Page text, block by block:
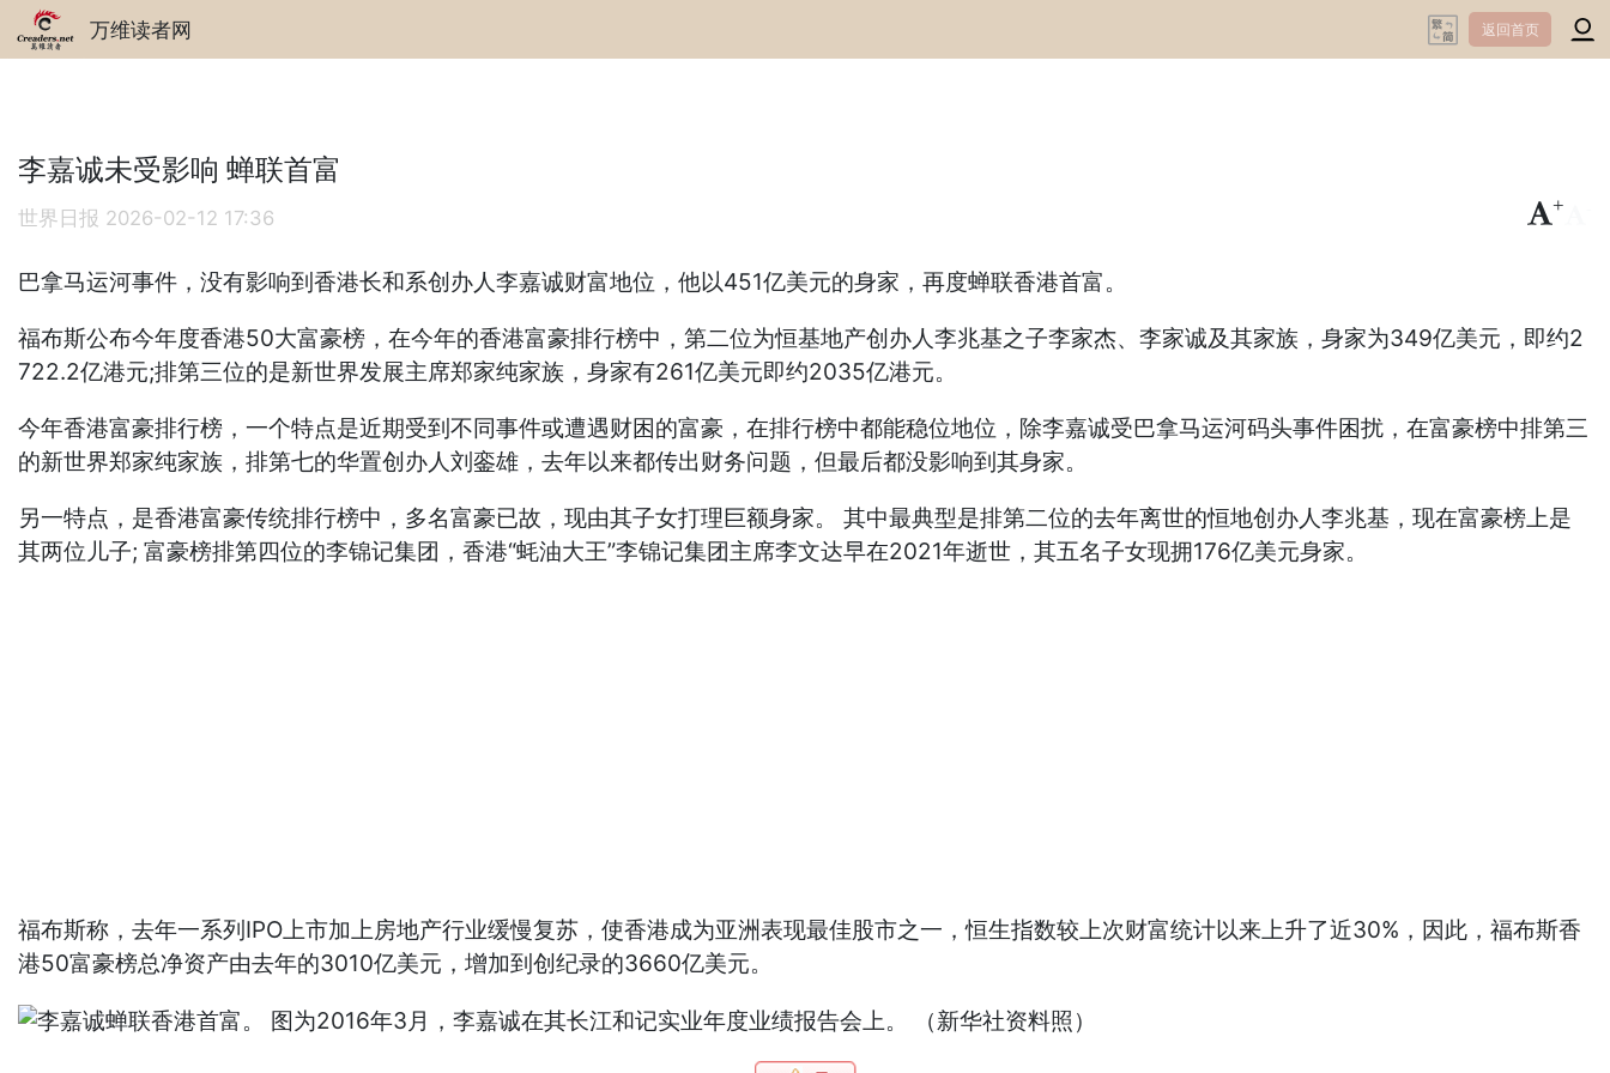
万维读者网 返回首页
李嘉诚未受影响 蝉联首富
世界日报 2026-02-12 17:36
+
巴拿马运河事件，没有影响到香港长和系创办人李嘉诚财富地位，他以451亿美元的身家，再度蝉联香港首富。
福布斯公布今年度香港50大富豪榜，在今年的香港富豪排行榜中，第二位为恒基地产创办人李兆基之子李家杰、李家诚及其家族，身家为349亿美元，即约2
722.2亿港元;排第三位的是新世界发展主席郑家纯家族，身家有261亿美元即约2035亿港元。
今年香港富豪排行榜，一个特点是近期受到不同事件或遭遇财困的富豪，在排行榜中都能稳位地位，除李嘉诚受巴拿马运河码头事件困扰，在富豪榜中排第三
的新世界郑家纯家族，排第七的华置创办人刘銮雄，去年以来都传出财务问题，但最后都没影响到其身家。
另一特点，是香港富豪传统排行榜中，多名富豪已故，现由其子女打理巨额身家。 其中最典型是排第二位的去年离世的恒地创办人李兆基，现在富豪榜上是
其两位儿子; 富豪榜排第四位的李锦记集团，香港“蚝油大王”李锦记集团主席李文达早在2021年逝世，其五名子女现拥176亿美元身家。
福布斯称，去年一系列IPO上市加上房地产行业缓慢复苏，使香港成为亚洲表现最佳股市之一，恒生指数较上次财富统计以来上升了近30%，因此，福布斯香
港50富豪榜总净资产由去年的3010亿美元，增加到创纪录的3660亿美元。